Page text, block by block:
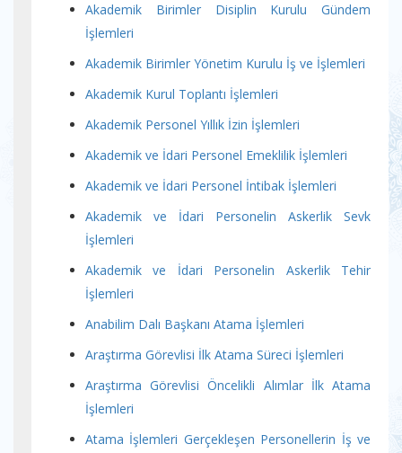
Akademik Birimler Disiplin Kurulu Gündem
İşlemleri
Akademik Birimler Yönetim Kurulu İş ve İşlemleri
Akademik Kurul Toplantı İşlemleri
Akademik Personel Yıllık İzin İşlemleri
Akademik ve İdari Personel Emeklilik İşlemleri
Akademik ve İdari Personel İntibak İşlemleri
Akademik ve İdari Personelin Askerlik Sevk
İşlemleri
Akademik ve İdari Personelin Askerlik Tehir
İşlemleri
Anabilim Dalı Başkanı Atama İşlemleri
Araştırma Görevlisi İlk Atama Süreci İşlemleri
Araştırma Görevlisi Öncelikli Alımlar İlk Atama
İşlemleri
Atama İşlemleri Gerçekleşen Personellerin İş ve